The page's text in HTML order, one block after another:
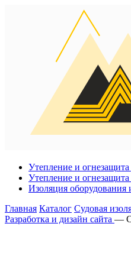
Утепление и
Утепление и
Изоляция оборудования
Главная Каталог Судовая
Разработка и дизайн сайта —